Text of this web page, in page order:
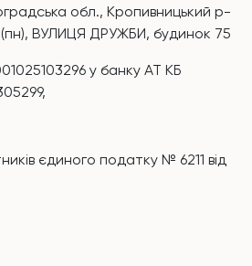
обл., Кропивницький р-
ВУЛИЦЯ ДРУЖБИ, будинок 75
у банку АТ КБ
єдиного податку № 6211 від